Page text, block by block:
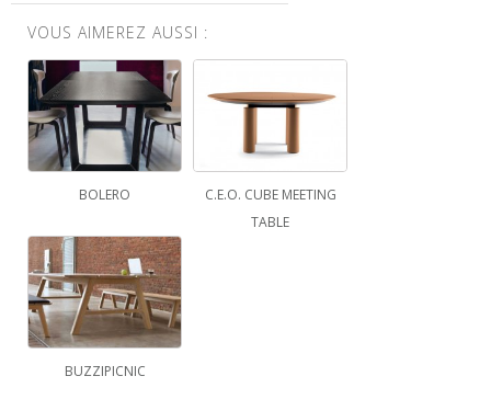
VOUS AIMEREZ AUSSI :
BOLERO
C.E.O. CUBE MEETING
TABLE
BUZZIPICNIC